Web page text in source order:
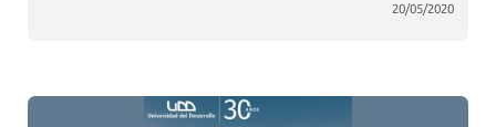
20/05/2020